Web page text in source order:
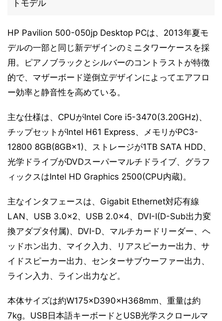
トモデル
HP Pavilion 500-050jp Desktop PCは、2013年夏モ
デルの一部と同じ新デザインのミニタワーケースを採
用。ピアノブラックとシルバーのコントラストが特徴
的で、マザーボード逆倒立デザインによってエアフロ
ー効率と静音性を高めている。
主な仕様は、CPUがIntel Core i5-3470(3.20GHz)、
チップセットがIntel H61 Express、メモリがPC3-
12800 8GB(8GB×1)、ストレージが1TB SATA HDD、
光学ドライブがDVDスーパーマルチドライブ、グラフ
ィックスはIntel HD Graphics 2500(CPU内蔵)。
主なインタフェースは、Gigabit Ethernet対応有線
LAN、USB 3.0×2、USB 2.0×4、DVI-I(D-Sub出力変
換アダプタ付属)、DVI-D、マルチカードリーダー、ヘ
ッドホン出力、マイク入力、リアスピーカー出力、サ
イドスピーカー出力、センターサブウーファー出力、
ライン入力、ライン出力など。
本体サイズは約W175×D390×H368mm、重量は約
7kg。USB日本語キーボードとUSB光学スクロールマ